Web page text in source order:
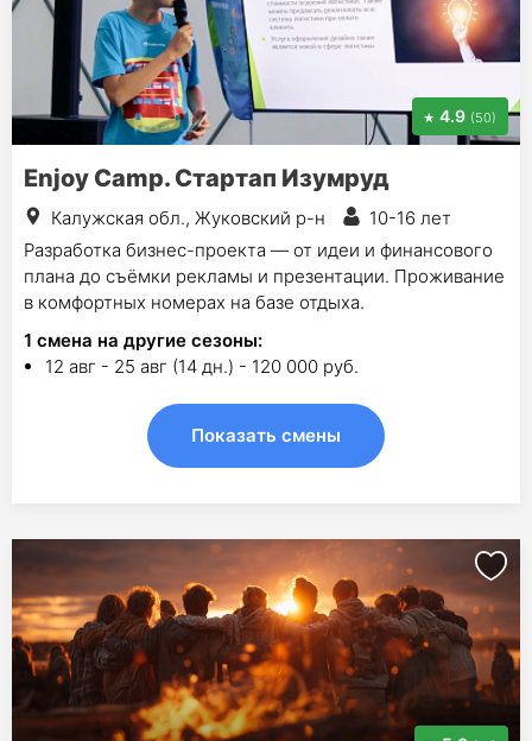
4.9 (50)
Enjoy Camp. Стартап Изумруд
Калужская обл., Жуковский р-н
10-16 лет
Разработка бизнес-проекта — от идеи и финансового
плана до съёмки рекламы и презентации. Проживание
в комфортных номерах на базе отдыха.
1 смена на другие сезоны:
12 авг - 25 авг (14 дн.) - 120 000 руб.
Показать смены